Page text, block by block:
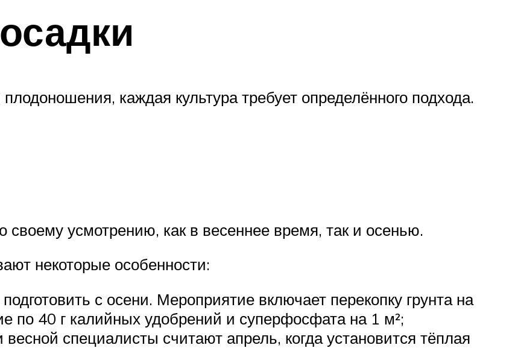
каждая культура требует определённого подхода.
усмотрению, как в весеннее время, так и осенью.
некоторые особенности:
с осени. Мероприятие включает перекопку грунта на
по 40 г калийных удобрений и суперфосфата на 1 м²;
специалисты считают апрель, когда установится тёплая